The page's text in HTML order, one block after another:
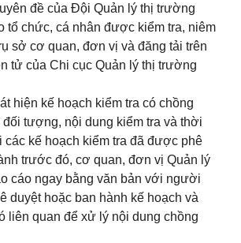
đề của Đội Quản lý thị trường
tổ chức, cá nhân được kiểm tra, niêm
sở cơ quan, đơn vị và đăng tải trên
tử của Chi cục Quản lý thị trường
hiện kế hoạch kiểm tra có chồng
đối tượng, nội dung kiểm tra và thời
kế hoạch kiểm tra đã được phê
trước đó, cơ quan, đơn vị Quản lý
cáo ngay bằng văn bản với người
duyệt hoặc ban hành kế hoạch và
liên quan để xử lý nội dung chồng